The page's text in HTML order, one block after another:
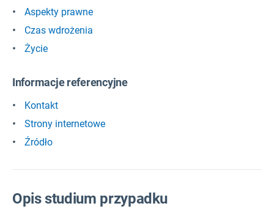
Aspekty prawne
Czas wdrożenia
Życie
Informacje referencyjne
Kontakt
Strony internetowe
Źródło
Opis studium przypadku